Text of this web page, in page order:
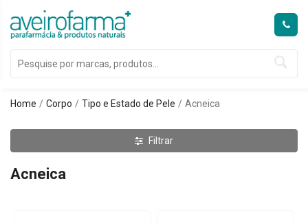
Home Corpo Tipo e Estado de Pele Acneica
Filtrar
Acneica